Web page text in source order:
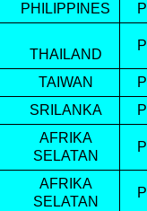
PHILIPPINES
THAILAND
TAIWAN
SRILANKA
AFRIKA
SELATAN
AFRIKA
SELATAN